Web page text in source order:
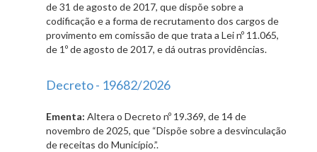
de 31 de agosto de 2017, que dispõe sobre a
codificação e a forma de recrutamento dos cargos de
provimento em comissão de que trata a Lei nº 11.065,
de 1º de agosto de 2017, e dá outras providências.
Decreto - 19682/2026
Ementa: Altera o Decreto nº 19.369, de 14 de
novembro de 2025, que “Dispõe sobre a desvinculação
de receitas do Município.”.